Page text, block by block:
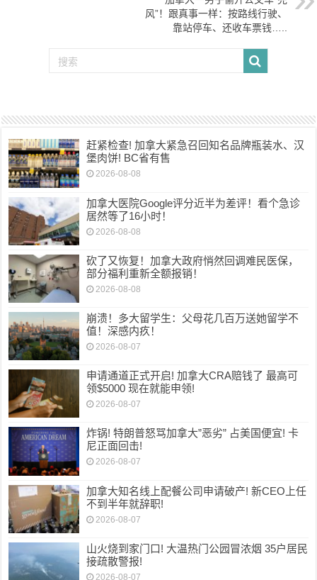
风”！跟真事一样：按路线行驶、
靠站停车、还收车票钱…..
赶紧检查! 加拿大紧急召回知名品牌瓶装水、汉
堡肉饼! BC省有售
2026-08-08
加拿大医院Google评分近半为差评！看个急诊
居然等了16小时！
2026-08-08
砍了又恢复！加拿大政府悄然回调难民医保，
部分福利重新全额报销！
2026-08-08
崩溃！多大留学生：父母花几百万送她留学不
值！深感内疚！
2026-08-07
申请通道正式开启! 加拿大CRA赔钱了 最高可
领$5000 现在就能申领!
2026-08-07
炸锅! 特朗普怒骂加拿大”恶劣” 占美国便宜! 卡
尼正面回击!
2026-08-07
加拿大知名线上配餐公司申请破产! 新CEO上任
不到半年就辞职!
2026-08-07
山火烧到家门口! 大温热门公园冒浓烟 35户居民
接疏散警报!
2026-08-07